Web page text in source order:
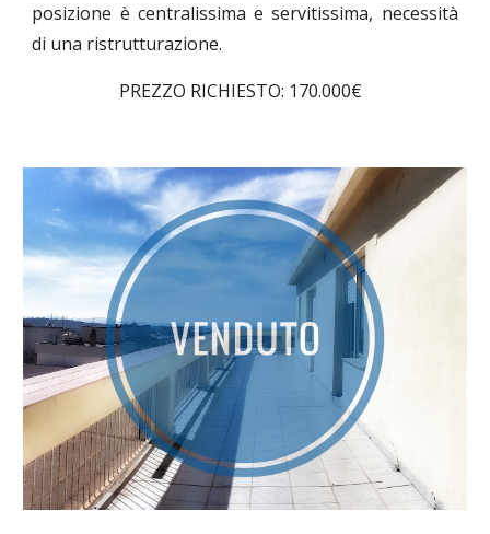
posizione è centralissima e servitissima, necessità
di una ristrutturazione.
PREZZO RICHIESTO: 170.000€